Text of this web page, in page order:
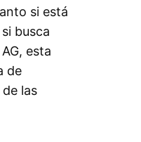
si está
busca
esta
de
las